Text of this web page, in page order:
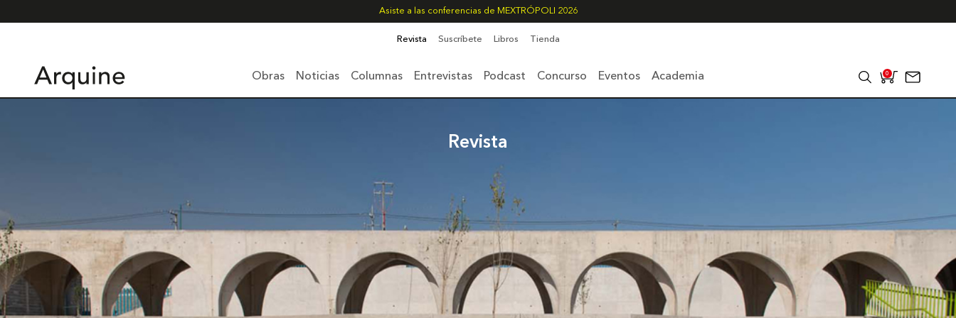
Asiste a las conferencias de MEXTRÓPOLI 2026
Revista Suscríbete Libros Tienda
Obras Noticias Columnas Entrevistas Podcast Concurso Eventos Academia 0
Revista